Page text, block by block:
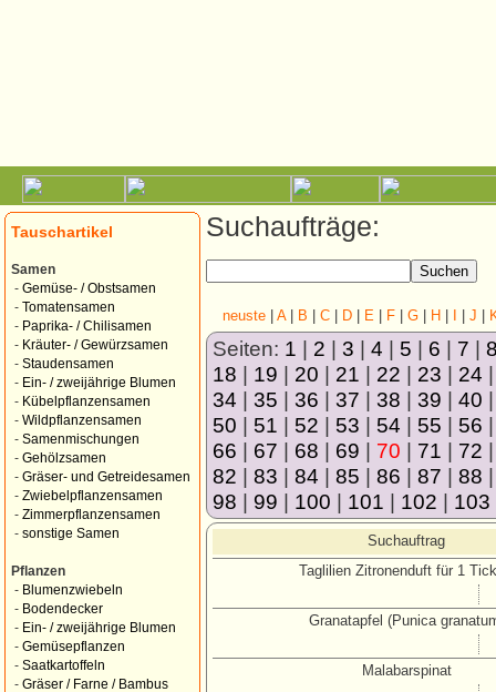
Tauschartikel
Samen
- Gemüse- / Obstsamen
- Tomatensamen
- Paprika- / Chilisamen
- Kräuter- / Gewürzsamen
- Staudensamen
- Ein- / zweijährige Blumen
- Kübelpflanzensamen
- Wildpflanzensamen
- Samenmischungen
- Gehölzsamen
- Gräser- und Getreidesamen
- Zwiebelpflanzensamen
- Zimmerpflanzensamen
- sonstige Samen
Pflanzen
- Blumenzwiebeln
- Bodendecker
- Ein- / zweijährige Blumen
- Gemüsepflanzen
- Saatkartoffeln
- Gräser / Farne / Bambus
Suchaufträge:
neuste A| B C D E F G H J
Seiten: 1 | 2 | 3 | 4 | 5 | 6 | 7 |
18 | 19 | 20 | 21 | 22 | 23 | 24
34 | 35 | 36 | 37 | 38 | 39 | 40
50 | 51 | 52 | 53 | 54 | 55 | 56
66 | 67 | 68 | 69 | 70 | 71 | 72
82 | 83 | 84 | 85 | 86 | 87 | 88
98 | 99 | 100 | 101 | 102 | 103
Suchauftrag
Taglilien Zitronenduft für 1
Granatapfel (Punica
Malabarspinat